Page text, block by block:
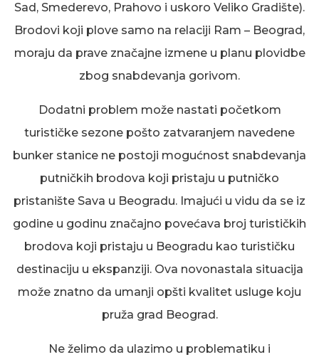
Sad, Smederevo, Prahovo i uskoro Veliko Gradište).
Brodovi koji plove samo na relaciji Ram – Beograd,
moraju da prave značajne izmene u planu plovidbe
zbog snabdevanja gorivom.
Dodatni problem može nastati početkom
turističke sezone pošto zatvaranjem navedene
bunker stanice ne postoji mogućnost snabdevanja
putničkih brodova koji pristaju u putničko
pristanište Sava u Beogradu. Imajući u vidu da se iz
godine u godinu značajno povećava broj turističkih
brodova koji pristaju u Beogradu kao turističku
destinaciju u ekspanziji. Ova novonastala situacija
može znatno da umanji opšti kvalitet usluge koju
pruža grad Beograd.
Ne želimo da ulazimo u problematiku i